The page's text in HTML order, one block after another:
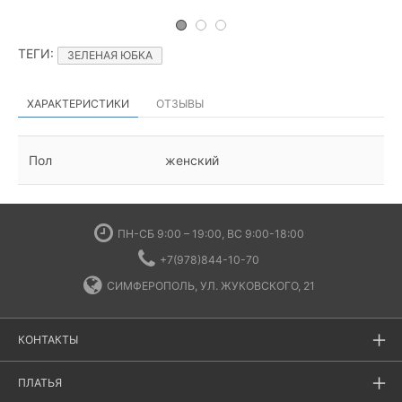
ТЕГИ: ЗЕЛЕНАЯ ЮБКА
ХАРАКТЕРИСТИКИ ОТЗЫВЫ
Пол женский
ПН-СБ 9:00 – 19:00, ВС 9:00-18:00
+7(978)844-10-70
СИМФЕРОПОЛЬ, УЛ. ЖУКОВСКОГО, 21
КОНТАКТЫ
ПЛАТЬЯ